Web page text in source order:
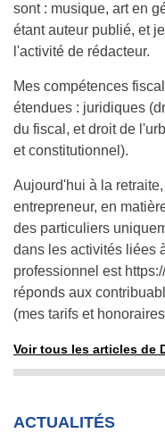
sont : musique, art en
étant auteur publié, et
l'activité de rédacteur.
Mes compétences
étendues : juridiques
du fiscal, et droit de
et constitutionnel).
Aujourd'hui à la
entrepreneur, en
des particuliers
dans les activités liées
professionnel est
réponds aux
(mes tarifs et
Voir tous les articles de
ACTUALITÉS